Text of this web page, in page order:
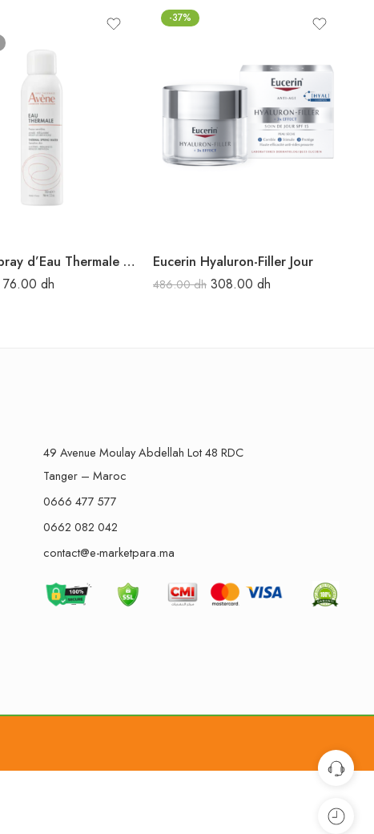
Avène Spray d’Eau Thermale 150 ml
76.00 dh
-37%
Eucerin Hyaluron-Filler Jour
486.00dh 308.00 dh
49 Avenue Moulay Abdellah Lot 48 RDC
Tanger – Maroc
0666 477 577
0662 082 042
contact@e-marketpara.ma